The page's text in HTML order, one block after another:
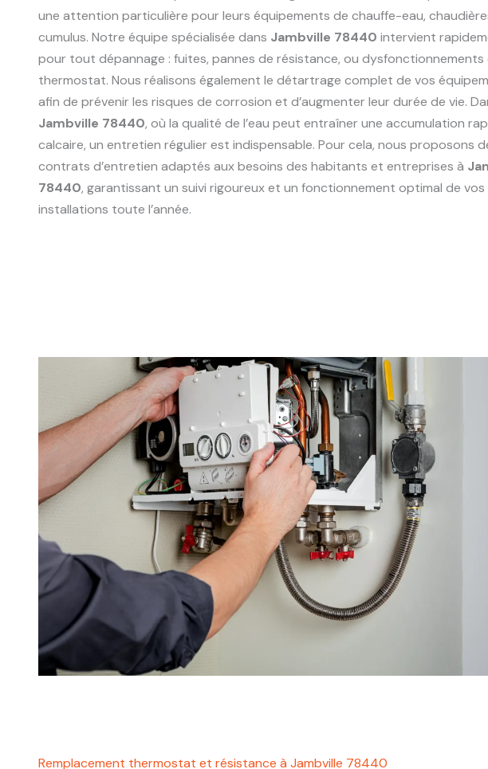
une attention particulière pour leurs équipements de chauffe-eau,
cumulus. Notre équipe spécialisée dans Jambville 78440 intervient
pour tout dépannage : fuites, pannes de résistance, ou dysfonctionnements
thermostat. Nous réalisons également le détartrage complet de vos
afin de prévenir les risques de corrosion et d’augmenter leur durée de vie.
Jambville 78440, où la qualité de l’eau peut entraîner une accumulation
calcaire, un entretien régulier est indispensable. Pour cela, nous proposons
contrats d’entretien adaptés aux besoins des habitants et entreprises à
78440, garantissant un suivi rigoureux et un fonctionnement optimal de vos
installations toute l’année.
Remplacement thermostat et résistance à Jambville 78440